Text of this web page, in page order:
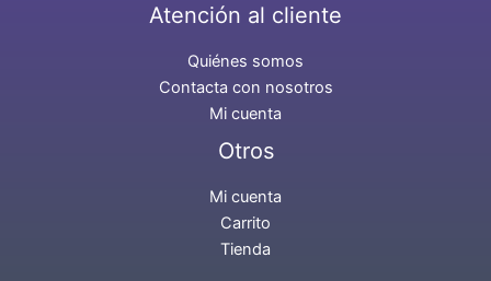
Atención al cliente
Quiénes somos
Contacta con nosotros
Mi cuenta
Otros
Mi cuenta
Carrito
Tienda